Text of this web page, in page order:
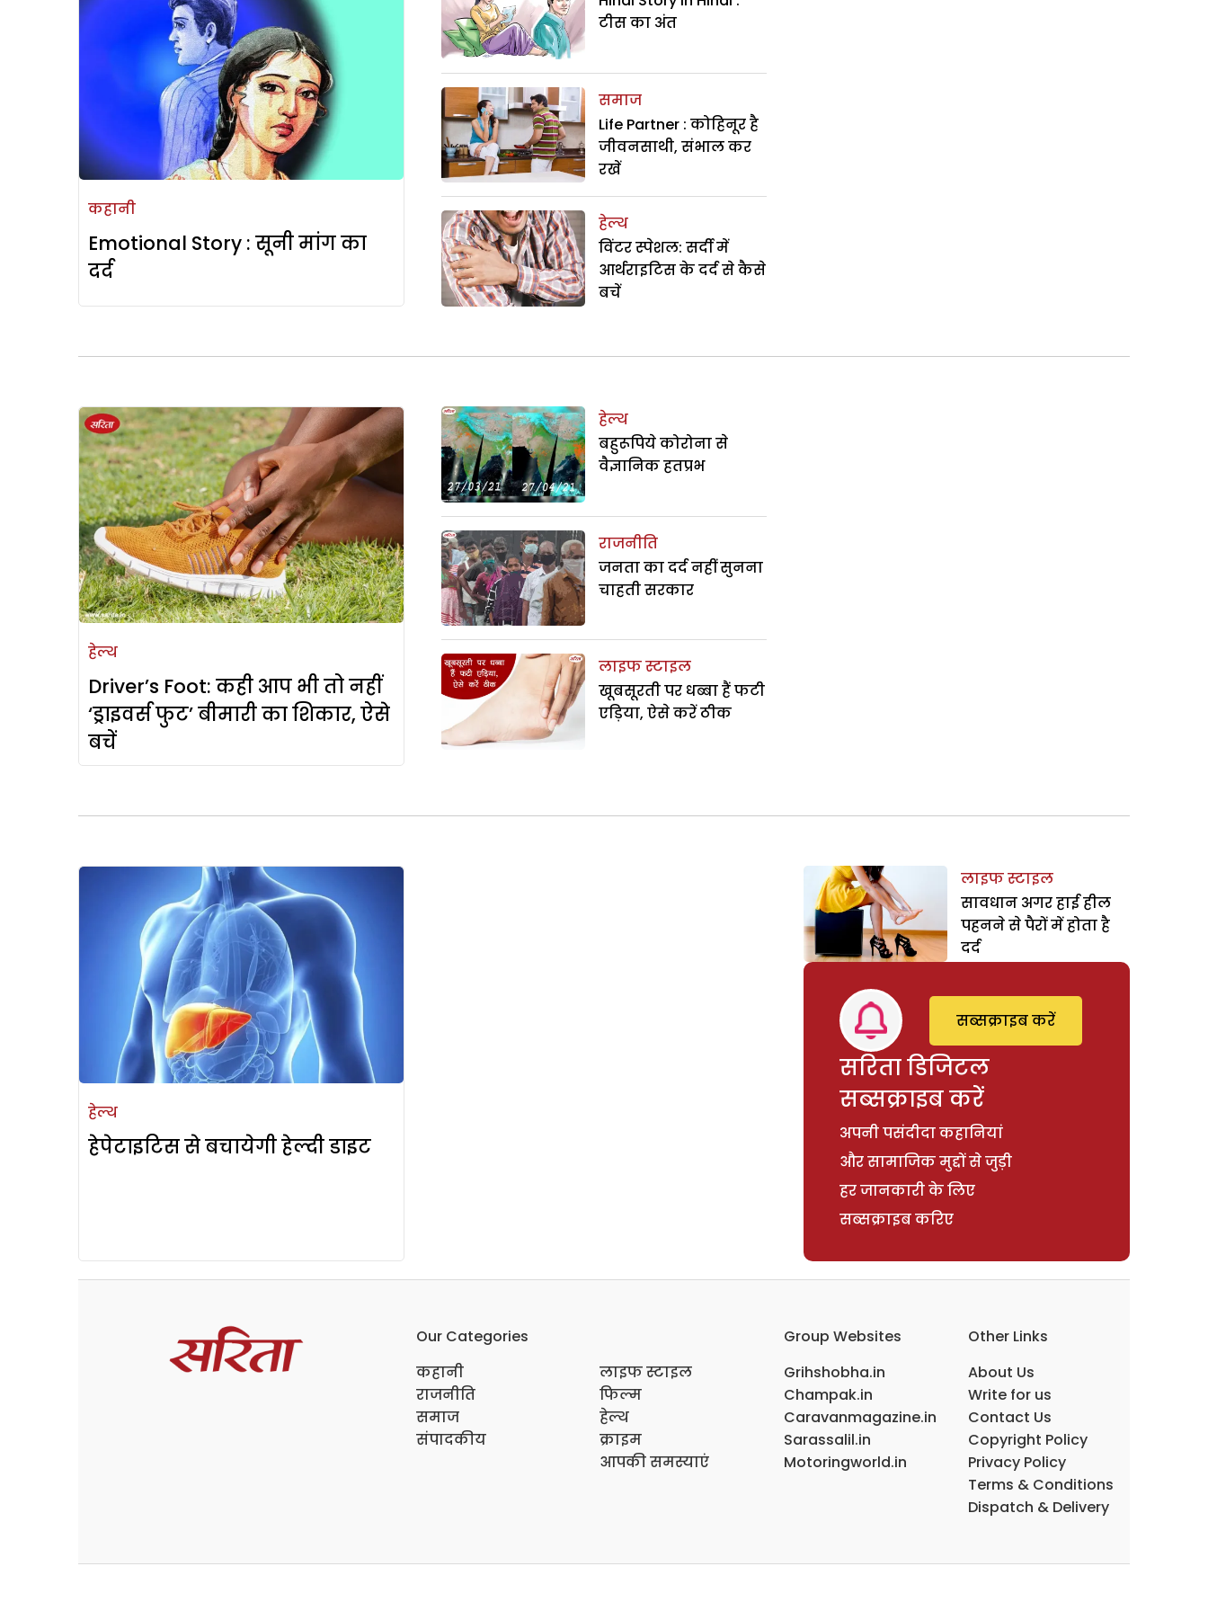
कहानी
Emotional Story : सूनी मांग का
दर्द
टीस का अंत
समाज
Life Partner : कोहिनूर है
जीवनसाथी, संभाल कर
रखें
हेल्थ
विंटर स्पेशल: सर्दी में
आर्थराइटिस के दर्द से कैसे
बचें
हेल्थ
Driver’s Foot: कही आप भी तो नहीं
‘ड्राइवर्स फुट’ बीमारी का शिकार, ऐसे
बचें
हेल्थ
बहुरूपिये कोरोना से
वैज्ञानिक हतप्रभ
राजनीति
जनता का दर्द नहीं सुनना
चाहती सरकार
लाइफ स्टाइल
खूबसूरती पर धब्बा हैं फटी
एड़िया, ऐसे करें ठीक
हेल्थ
हेपेटाइटिस से बचायेगी हेल्दी डाइट
लाइफ स्टाइल
सावधान अगर हाई हील
पहनने से पैरों में होता है
दर्द
सरिता डिजिटल
सब्सक्राइब करें
अपनी पसंदीदा कहानियां
और सामाजिक मुद्दों से जुड़ी
हर जानकारी के लिए
सब्सक्राइब करिए
सब्सक्राइब करें
Our Categories
कहानी
राजनीति
समाज
संपादकीय
लाइफ स्टाइल
फिल्म
हेल्थ
क्राइम
आपकी समस्याएं
Group Websites
Grihshobha.in
Champak.in
Caravanmagazine.in
Sarassalil.in
Motoringworld.in
Other Links
About Us
Write for us
Contact Us
Copyright Policy
Privacy Policy
Terms & Conditions
Dispatch & Delivery